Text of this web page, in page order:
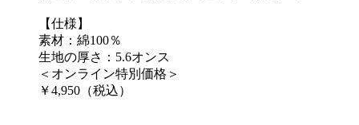
【仕様】
素材：綿100％
生地の厚さ：5.6オンス
＜オンライン特別価格＞
￥4,950（税込）